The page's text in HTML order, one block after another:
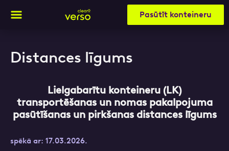
Pasūtīt konteineru
Distances līgums
Lielgabarītu konteineru (LK)
transportēšanas un nomas pakalpojuma
pasūtīšanas un pirkšanas distances līgums
spēkā ar: 17.03.2026.
Aizpildi pieteikuma formu un mēs ar tevi
Vārds, Uzvārds